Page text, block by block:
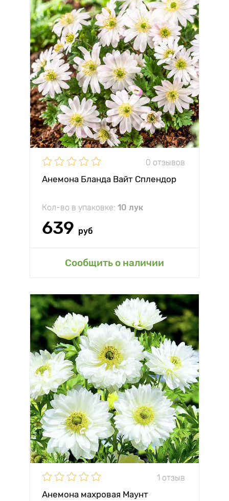
0 отзывов
Анемона Бланда Вайт Сплендор
Кол-во в упаковке: 10 лук
639 руб
Сообщить о наличии
1 отзыв
Анемона махровая Маунт